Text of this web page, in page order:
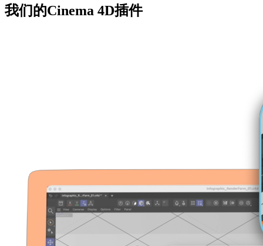
我们的Cinema 4D插件